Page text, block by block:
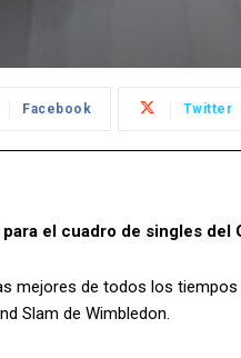
Facebook Twitter
el cuadro de singles del
mejores de todos los
Slam de Wimbledon.